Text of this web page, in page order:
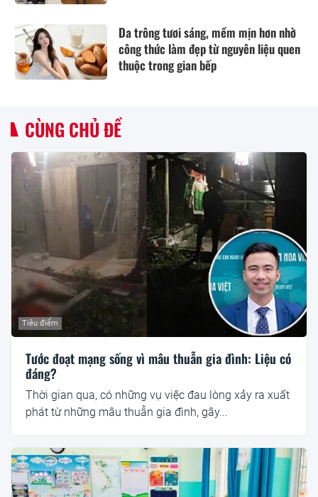
Da trông tươi sáng, mềm mịn hơn nhờ
công thức làm đẹp từ nguyên liệu quen
thuộc trong gian bếp
CÙNG CHỦ ĐỀ
Tiêu điểm
Tước đoạt mạng sống vì mâu thuẫn gia đình: Liệu có
đáng?
Thời gian qua, có những vụ việc đau lòng xảy ra xuất
phát từ những mâu thuẫn gia đình, gây...